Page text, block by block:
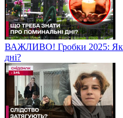
ВАЖЛИВО! Гробки 2025: Як
дні?